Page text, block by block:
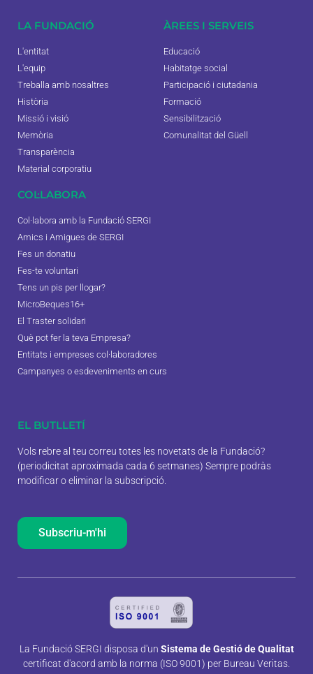
LA FUNDACIÓ
L'entitat
L'equip
Treballa amb nosaltres
Història
Missió i visió
Memòria
Transparència
Material corporatiu
ÀREES I SERVEIS
Educació
Habitatge social
Participació i ciutadania
Formació
Sensibilització
Comunalitat del Güell
COL·LABORA
Col·labora amb la Fundació SERGI
Amics i Amigues de SERGI
Fes un donatiu
Fes-te voluntari
Tens un pis per llogar?
MicroBeques16+
El Traster solidari
Què pot fer la teva Empresa?
Entitats i empreses col·laboradores
Campanyes o esdeveniments en curs
EL BUTLLETÍ
Vols rebre al teu correu totes les novetats de la Fundació?
(periodicitat aproximada cada 6 setmanes) Sempre podràs
modificar o eliminar la subscripció.
Subscriu-m'hi
La Fundació SERGI disposa d'un Sistema de Gestió de Qualitat
certificat d'acord amb la norma (ISO 9001) per Bureau Veritas.